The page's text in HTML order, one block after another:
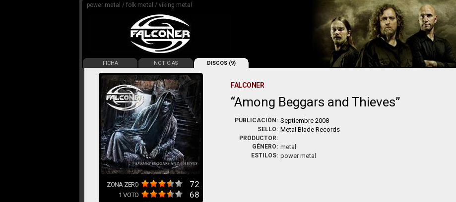
power metal / folk metal / viking metal
FICHA NOTICIAS DISCOS (9)
ZONA-ZERO 72
1 VOTO 68
FALCONER
Among Beggars and Thieves
PUBLICACIÓN: Septiembre 2008
SELLO: Metal Blade Records
PRODUCTOR:
GÉNERO: metal
ESTILOS: power metal